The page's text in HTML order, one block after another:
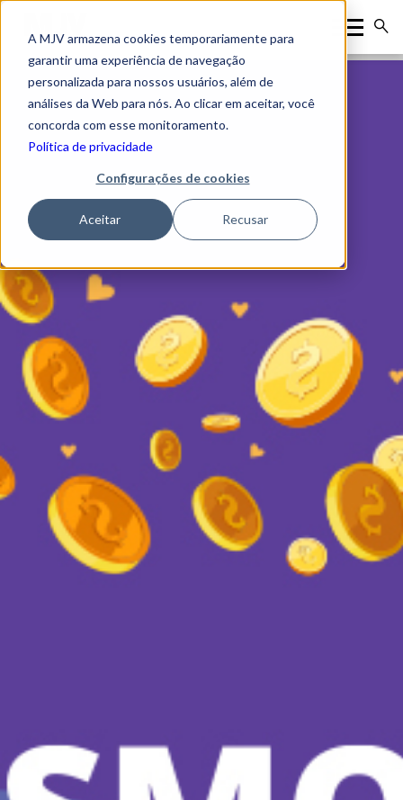
A MJV armazena cookies temporariamente para
garantir uma experiência de navegação
personalizada para nossos usuários, além de
análises da Web para nós. Ao clicar em aceitar, você
concorda com esse monitoramento.
Política de privacidade
Configurações de cookies
Aceitar Recusar